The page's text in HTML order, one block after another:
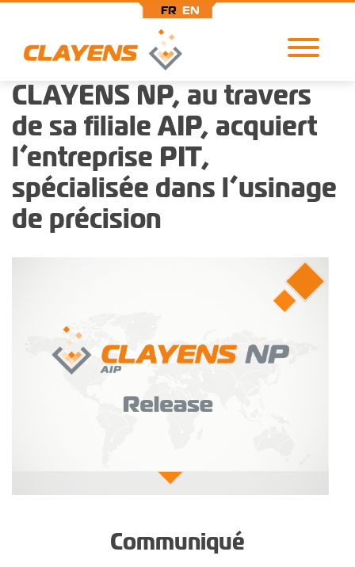
Aller
contenu
principal
FR EN
CLAYENS NP, au travers
de sa filiale AIP, acquiert
l’entreprise PIT,
spécialisée dans l’usinage
de précision
Communiqué